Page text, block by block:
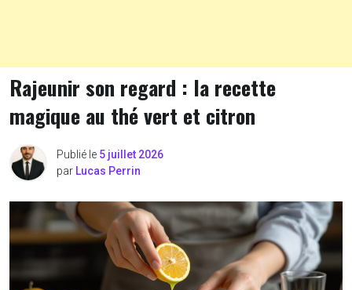
Rajeunir son regard : la recette
magique au thé vert et citron
Publié le 5 juillet 2026
par Lucas Perrin